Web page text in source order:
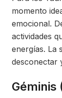
momento
emocional.
actividades
energías. La
desconectar
Géminis